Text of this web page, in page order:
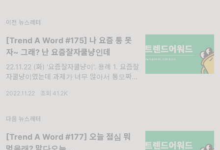
이전 뉴스레터
[Trend A Word #175] 나 요즘 통 못
자~ 그래? 난 요즘잘자쿨냥인데
22.11.22 (화) '요즘잘자쿨냥이'. 용례 1. 요즘잘
자쿨냥이였는데 과제가 너무 많아서 통모짜핫
와서 씻고 11시면 바로 잠들어! 완전 요즘잘자
2022.11.22 조회 41.2K
다음 뉴스레터
[Trend A Word #177] 오늘 점심 뭐